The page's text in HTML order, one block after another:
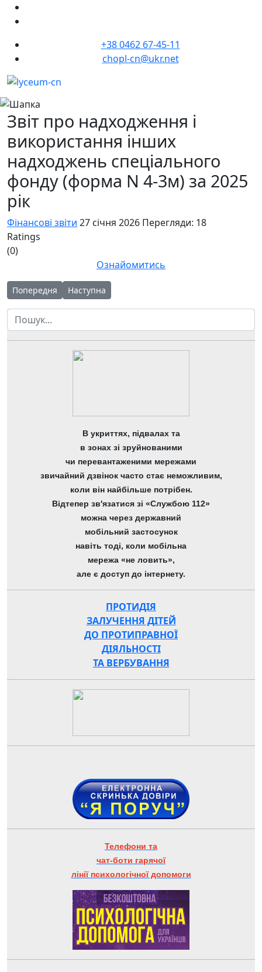
+38 0462 67-45-11
chopl-cn@ukr.net
Звіт про надходження і
використання інших
надходжень спеціального
фонду (форма N 4-3м) за 2025
рік
Фінансові звіти 27 січня 2026 Перегляди: 18
Ratings
(0)
Ознайомитись
Попередня стаття: Звіт про надходження і використання
Попередня Наступна стаття: Звіт про надходження та
Наступна
Пошук
В укриттях, підвалах та
в зонах зі зруйнованими
чи перевантаженими мережами
звичайний дзвінок часто стає неможливим,
коли він найбільше потрібен.
Відтепер зв'язатися зі «Службою 112»
можна через державний
мобільний застосунок
навіть тоді, коли мобільна
мережа «не ловить»,
але є доступ до інтернету.
ПРОТИДІЯ
ЗАЛУЧЕННЯ ДІТЕЙ
ДО ПРОТИПРАВНОЇ
ДІЯЛЬНОСТІ
ТА ВЕРБУВАННЯ
Телефони та
чат-боти гарячої
лінії психологічної допомоги